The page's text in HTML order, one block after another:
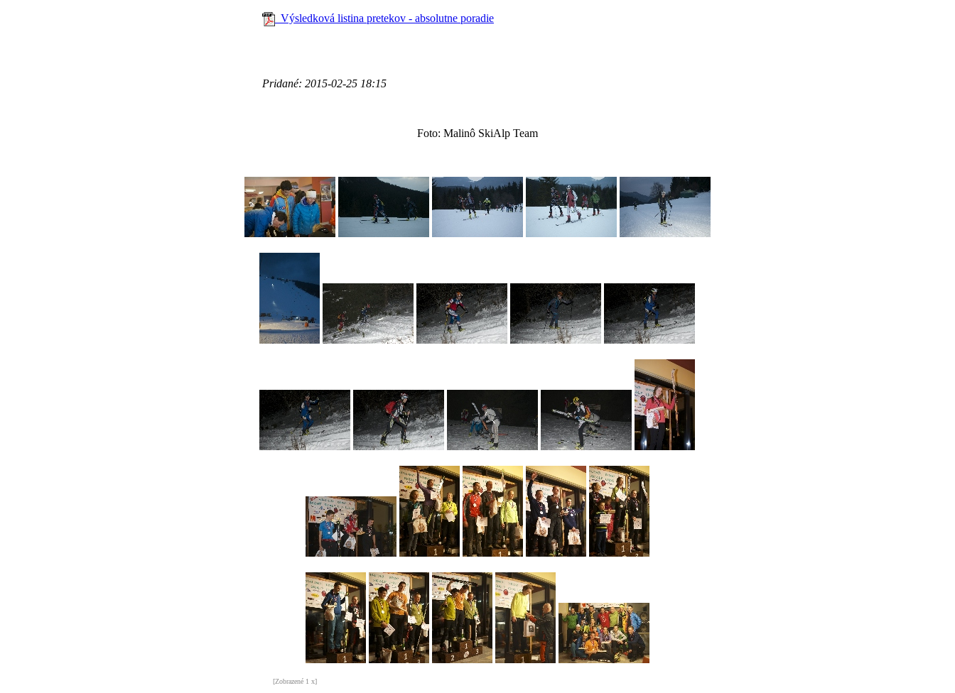
Výsledková listina pretekov - absolutne poradie
Pridané: 2015-02-25 18:15
Foto: Malinô SkiAlp Team
[Zobrazené 1 x]